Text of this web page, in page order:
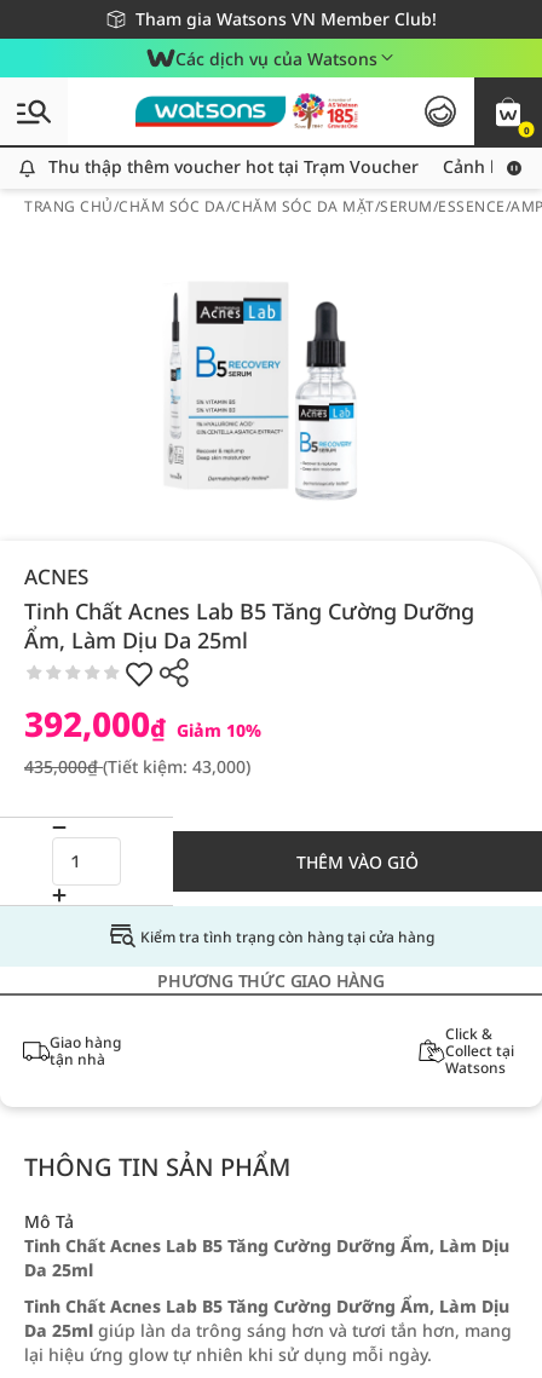
Tham gia Watsons VN Member Club!
Miễn phí giao hàng cho đơn hàng từ 249,000Đ
Giao hàng nhanh 24h - Áp dụng khu vực TP. Hồ Chí Minh
Các dịch vụ của Watsons
0
Thu thập thêm voucher hot tại Trạm Voucher
Thu thập thêm voucher hot tại Trạm Voucher Cảnh báo
TRANG CHỦ/CHĂM SÓC DA/CHĂM SÓC DA MẶT/SERUM/ESSENCE/
ACNES
Tinh Chất Acnes Lab B5 Tăng Cường Dưỡng
Ẩm, Làm Dịu Da 25ml
392,000₫ Giảm 10%
435,000₫(Tiết kiệm: 43,000)
THÊM VÀO GIỎ
Kiểm tra tình trạng còn hàng tại cửa hàng
PHƯƠNG THỨC GIAO HÀNG
Giao hàng
tận nhà
Click &
Collect tại
Watsons
THÔNG TIN SẢN PHẨM
Mô Tả
Tinh Chất Acnes Lab B5 Tăng Cường Dưỡng Ẩm, Làm Dịu
Da 25ml
Tinh Chất Acnes Lab B5 Tăng Cường Dưỡng Ẩm, Làm Dịu
Da 25ml giúp làn da trông sáng hơn và tươi tắn hơn, mang
lại hiệu ứng glow tự nhiên khi sử dụng mỗi ngày.